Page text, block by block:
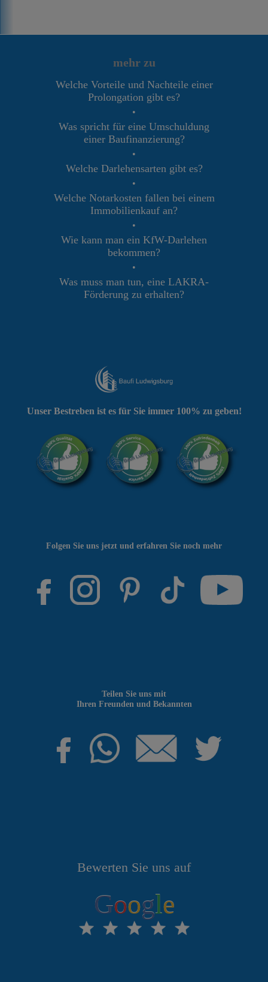
mehr zu
Welche Vorteile und Nachteile einer
Prolongation gibt es?
•
Was spricht für eine Umschuldung
einer Baufinanzierung?
•
Welche Darlehensarten gibt es?
•
Welche Notarkosten fallen bei einem
Immobilienkauf an?
•
Wie kann man ein KfW-Darlehen
bekommen?
•
Was muss man tun, eine LAKRA-
Förderung zu erhalten?
Bewerten Sie uns auf
Google
Teilen Sie uns mit
Ihren Freunden und Bekannten
Folgen Sie uns jetzt und erfahren Sie noch mehr
Unser Bestreben ist es für Sie immer 100% zu geben!